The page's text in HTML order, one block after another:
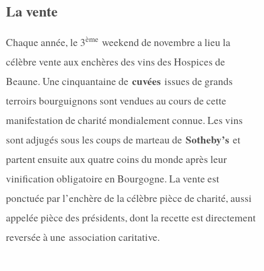
La vente
Chaque année, le 3ème weekend de novembre a lieu la
célèbre vente aux enchères des vins des Hospices de
Beaune. Une cinquantaine de cuvées issues de grands
terroirs bourguignons sont vendues au cours de cette
manifestation de charité mondialement connue. Les vins
sont adjugés sous les coups de marteau de Sotheby’s et
partent ensuite aux quatre coins du monde après leur
vinification obligatoire en Bourgogne. La vente est
ponctuée par l’enchère de la célèbre pièce de charité, aussi
appelée pièce des présidents, dont la recette est directement
reversée à une association caritative.